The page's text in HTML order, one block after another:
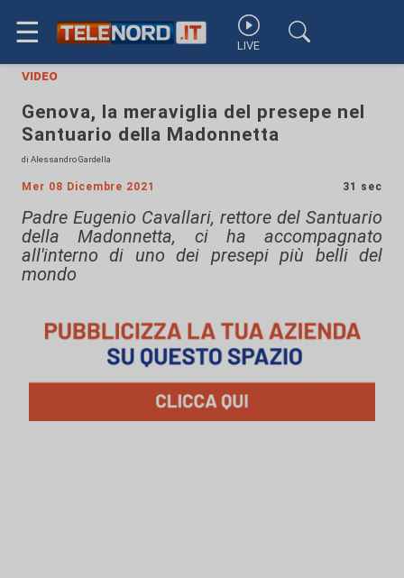
☰ LIVE
video
Genova, la meraviglia del presepe nel
Santuario della Madonnetta
di Alessandro Gardella
Mer 08 Dicembre 2021 31 sec
Padre Eugenio Cavallari, rettore del Santuario
della Madonnetta, ci ha accompagnato
all'interno di uno dei presepi più belli del
mondo